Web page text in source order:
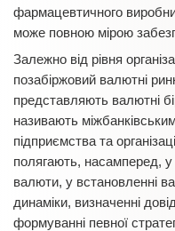
фармацевтичного
може повною мірою
Залежно від рівня
позабіржовий валютні
представляють валютні
називають
підприємства та
полягають, насамперед, у
валюти, у встановленні
динаміки, визначенні
формуванні певної